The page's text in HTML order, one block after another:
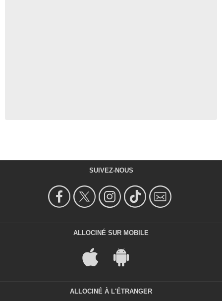
SUIVEZ-NOUS
ALLOCINÉ SUR MOBILE
ALLOCINÉ À L'ÉTRANGER